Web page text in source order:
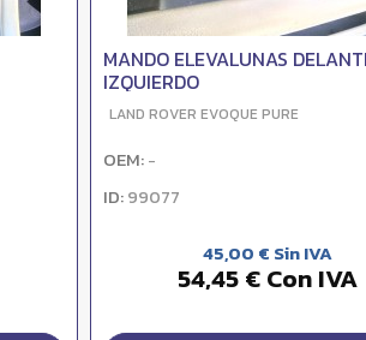
MANDO ELEVALUNAS
IZQUIERDO
LAND ROVER EVOQUE PURE
OEM: -
ID:99077
45,00 € Sin IVA
54,45 € Con IVA